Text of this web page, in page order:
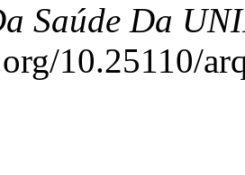
Saúde Da
10.25110/